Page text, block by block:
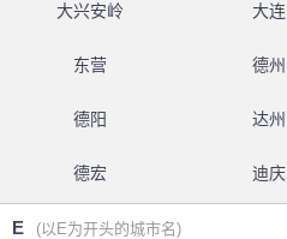
大兴安岭 大连
东营 德州
德阳 达州
德宏 迪庆
E (以E为开头的城市名)